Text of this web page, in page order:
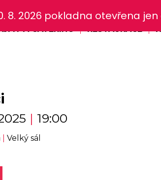
A CATERING RESTAURACE
| 19:00
Velký sál
2026 pokladna otevřena jen